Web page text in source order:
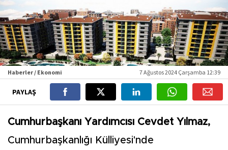
Haberler / Ekonomi 7 Ağustos 2024 Çarşamba 12:39
PAYLAŞ
Cumhurbaşkanı Yardımcısı Cevdet Yılmaz,
Cumhurbaşkanlığı Külliyesi'nde